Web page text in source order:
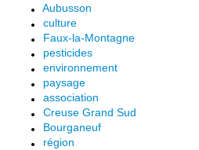
Aubusson
culture
Faux-la-Montagne
pesticides
environnement
paysage
association
Creuse Grand Sud
Bourganeuf
région